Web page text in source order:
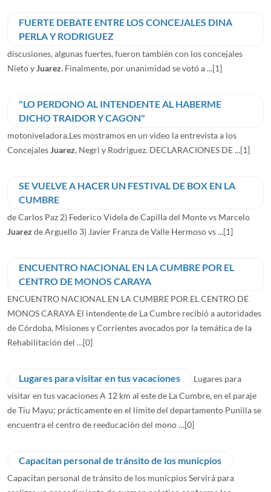
FUERTE DEBATE ENTRE LOS CONCEJALES DINA
PERLA Y RODRIGUEZ
discusiones, algunas fuertes, fueron también con los concejales
Nieto yJuarez. Finalmente, por unanimidad se votó a ...[1]
"LO PERDONO AL INTENDENTE AL HABERME
DICHO TRAIDOR Y CAGON"
motoniveladora.Les mostramos en un video la entrevista a los
ConcejalesJuarez, Negri y Rodriguez. DECLARACIONES DE ...[1]
SE VUELVE A HACER UN FESTIVAL DE BOX EN LA
CUMBRE
de Carlos Paz 2) Federico Videla de Capilla del Monte vs Marcelo
Juarez de Arguello 3) Javier Franza de Valle Hermoso vs ...[1]
ENCUENTRO NACIONAL EN LA CUMBRE POR EL
CENTRO DE MONOS CARAYA
ENCUENTRO NACIONAL EN LA CUMBRE POR EL CENTRO DE
MONOS CARAYA El intendente de La Cumbre recibió a autoridades
de Córdoba, Misiones y Corrientes avocados por la temática de la
Rehabilitación del …[0]
Lugares para visitar en tus vacaciones
Lugares para
visitar en tus vacaciones A 12 km al este de La Cumbre, en el paraje
de Tiu Mayu; prácticamente en el límite del departamento Punilla se
encuentra el centro de reeducación del mono …[0]
Capacitan personal de tránsito de los municpios
Capacitan personal de tránsito de los municpios Servirá para